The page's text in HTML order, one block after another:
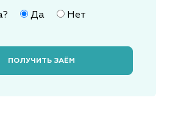
Да Нет
ПОЛУЧИТЬ ЗАЁМ